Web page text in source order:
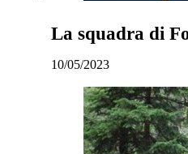
La squadra di
10/05/2023